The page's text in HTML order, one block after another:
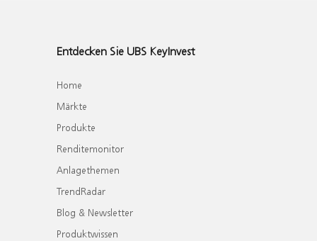
Entdecken Sie UBS KeyInvest
Home
Märkte
Produkte
Renditemonitor
Anlagethemen
TrendRadar
Blog & Newsletter
Produktwissen